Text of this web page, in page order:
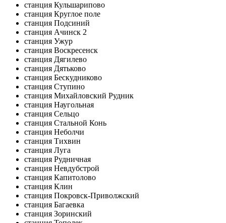
станция Кульшарипово
станция Круглое поле
станция Подсиний
станция Ачинск 2
станция Ужур
станция Воскресенск
станция Дягилево
станция Дятьково
станция Бескудниково
станция Ступино
станция Михайловский Рудник
станция Наугольная
станция Сельцо
станция Стальной Конь
станция Неболчи
станция Тихвин
станция Луга
станция Рудничная
станция Невдубстрой
станция Капитолово
станция Клин
станция Покровск-Приволжский
станция Багаевка
станция Зоринский